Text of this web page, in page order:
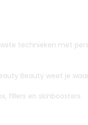
technieken met
Beauty weet je
fillers en skinboosters.